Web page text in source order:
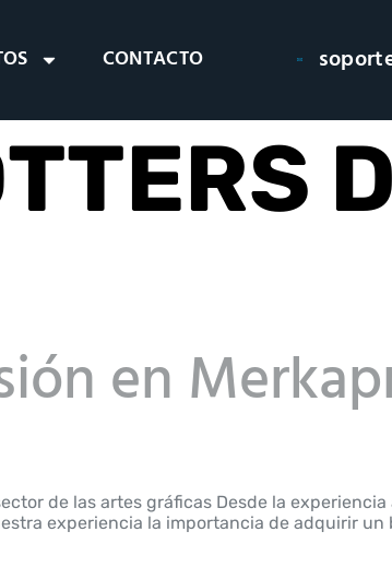
CONTACTO
en
de las artes gráficas Desde la experiencia
experiencia la importancia de adquirir